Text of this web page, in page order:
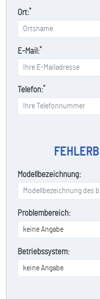
Ort:*
E-Mail:*
Telefon:*
Modellbezeichnung:
Problembereich:
Betriebssystem: